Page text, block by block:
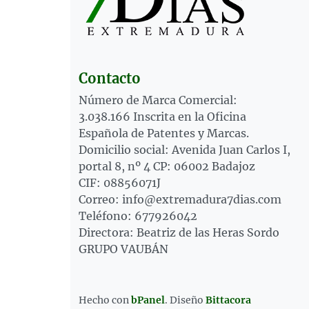
Contacto
Número de Marca Comercial:
3.038.166 Inscrita en la Oficina
Española de Patentes y Marcas.
Domicilio social: Avenida Juan Carlos I,
portal 8, nº 4 CP: 06002 Badajoz
CIF: 08856071J
Correo: info@extremadura7dias.com
Teléfono: 677926042
Directora: Beatriz de las Heras Sordo
GRUPO VAUBÁN
Hecho conbPanel. Diseño Bittacora